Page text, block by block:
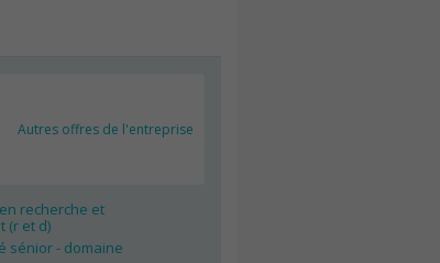
Autres offres de l'entreprise
recherche et
(r et d)
sénior - domaine